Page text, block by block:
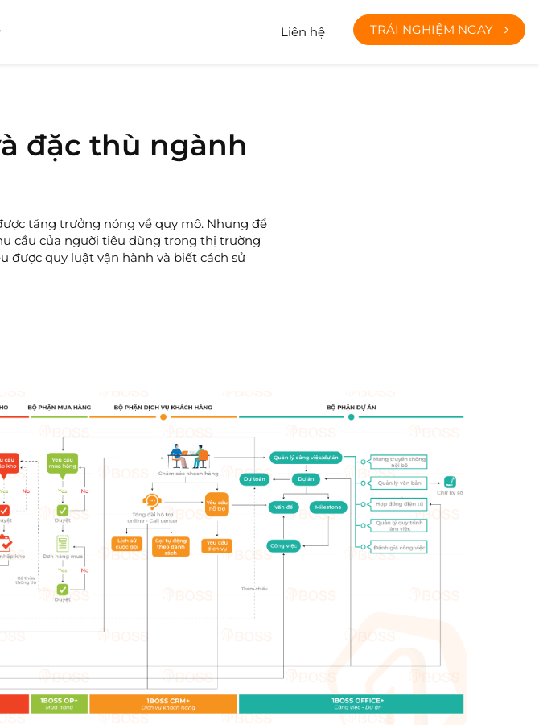
Liên hệ TRẢI NGHIỆM NGAY
đặc thù ngành
tăng trưởng nóng về quy mô. Nhưng để
cầu của người tiêu dùng trong thị trường
được quy luật vận hành và biết cách sử